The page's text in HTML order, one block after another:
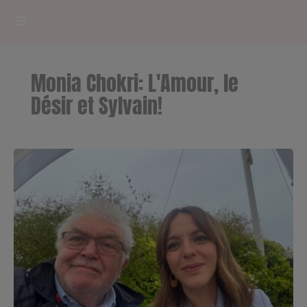
RADIOPLAYER
PODCASTS
Cultur'Ciné - Jean Meurice
CONCOURS
Contact
Monia Chokri: L'Amour, le
Désir et Sylvain!